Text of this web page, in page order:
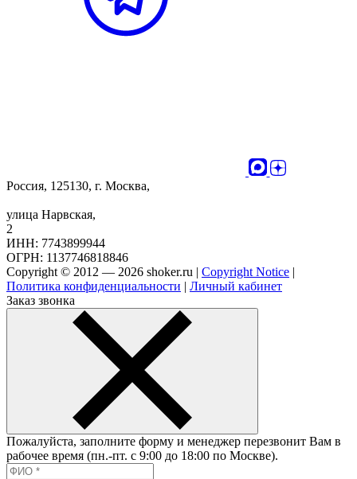
Россия, 125130, г. Москва,
улица Нарвская,
2
ИНН: 7743899944
ОГРН: 1137746818846
Copyright © 2012 — 2026 shoker.ru | Copyright Notice |
Политика конфиденциальности | Личный кабинет
Заказ звонка
Пожалуйста, заполните форму и менеджер перезвонит Вам в
рабочее время (пн.-пт. с 9:00 до 18:00 по Москве).